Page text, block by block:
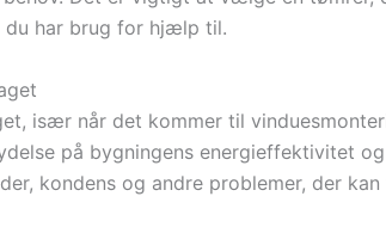
du har brug for hjælp til.
især når det kommer til
på bygningens energieffektivitet
kondens og andre problemer, der